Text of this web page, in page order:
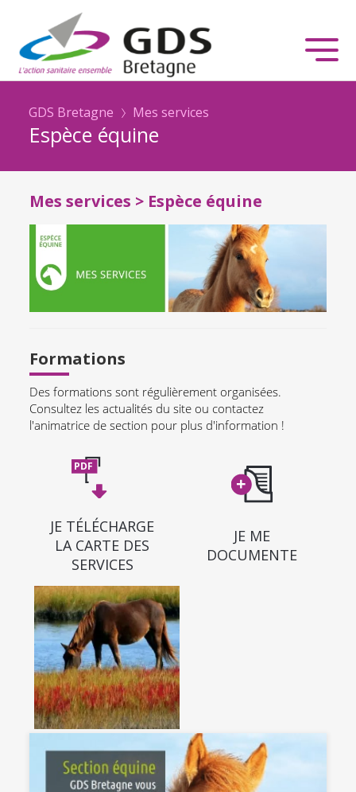
GDS Bretagne Mes services
Espèce équine
Mes services > Espèce équine
Formations
Des formations sont régulièrement organisées.
Consultez les actualités du site ou contactez
l'animatrice de section pour plus d'information !
JE TÉLÉCHARGE
LA CARTE DES
SERVICES
JE ME
DOCUMENTE